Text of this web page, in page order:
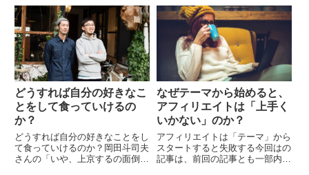
実を知って絶望的な気持ちになる
ことがあります。その事実とは、
ほとんどのキーワード...
リエイトリンクページへいかに誘
導すれば良いか？”と...
どうすれば自分の好きなこ
とをして食っていけるの
か？
どうすれば自分の好きなことをし
て食っていけるのか？岡田斗司夫
さんの「いや、上京するの面倒く
なぜテーマから始めると、
アフィリエイトは「上手く
いかない」のか？
アフィリエイトは「テーマ」から
スタートすると失敗する今回はの
記事は、前回の記事とも一部内容